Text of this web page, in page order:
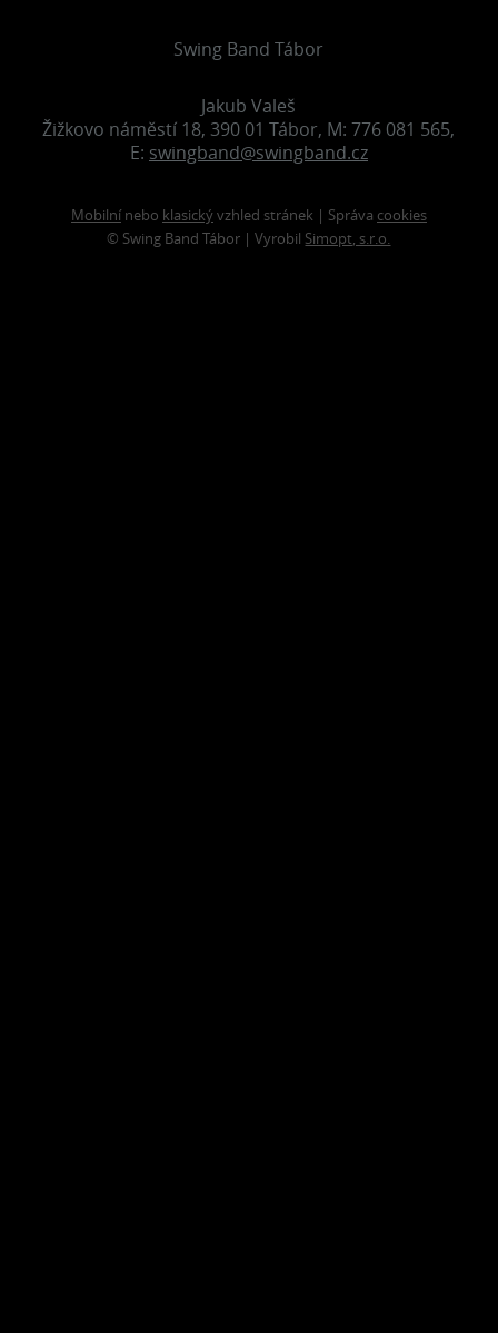
Swing Band Tábor
Jakub Valeš
Žižkovo náměstí 18, 390 01 Tábor, M: 776 081 565,
E: swingband@swingband.cz
Mobilní nebo klasickývzhled stránek | Správa cookies
© Swing Band Tábor | Vyrobil Simopt, s.r.o.